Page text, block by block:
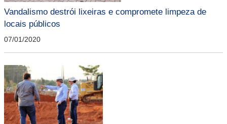
Vandalismo destrói lixeiras e compromete limpeza de
locais públicos
07/01/2020